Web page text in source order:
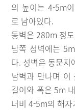
의 높이는 4-5m
로 남아있다.
동벽은 280m 정
남쪽 성벽에는
다. 성벽은 동문
남벽과 만나며 이
길이와 폭은 5m
너비 4-5m의 해자